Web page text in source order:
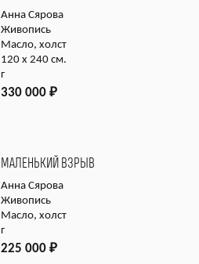
Анна Сярова
Живопись
Масло, холст
120 х 240 см.
г
330 000 ₽
МАЛЕНЬКИЙ ВЗРЫВ
Анна Сярова
Живопись
Масло, холст
г
225 000 ₽